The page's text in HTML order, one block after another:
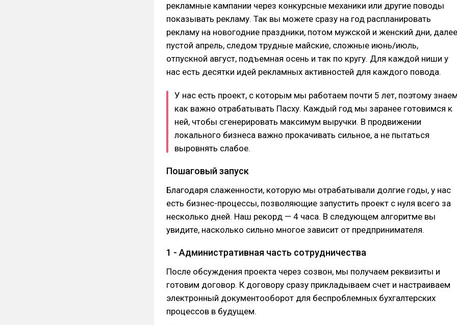
рекламные кампании через конкурсные механики или другие поводы
показывать рекламу. Так вы можете сразу на год распланировать
рекламу на новогодние праздники, потом мужской и женский дни, далее
пустой апрель, следом трудные майские, сложные июнь/июль,
отпускной август, подъемная осень и так по кругу. Для каждой ниши у
нас есть десятки идей рекламных активностей для каждого повода.
У нас есть проект, с которым мы работаем почти 5 лет, поэтому
как важно отрабатывать Пасху. Каждый год мы заранее готовимся к
ней, чтобы сгенерировать максимум выручки. В продвижении
локального бизнеса важно прокачивать сильное, а не пытаться
выровнять слабое.
Пошаговый запуск
Благодаря слаженности, которую мы отрабатывали долгие годы, у нас
есть бизнес-процессы, позволяющие запустить проект с нуля всего за
несколько дней. Наш рекорд — 4 часа. В следующем алгоритме вы
увидите, насколько сильно многое зависит от предпринимателя.
1 - Административная часть сотрудничества
После обсуждения проекта через созвон, мы получаем реквизиты и
готовим договор. К договору сразу прикладываем счет и настраиваем
электронный документооборот для беспроблемных бухгалтерских
процессов в будущем.